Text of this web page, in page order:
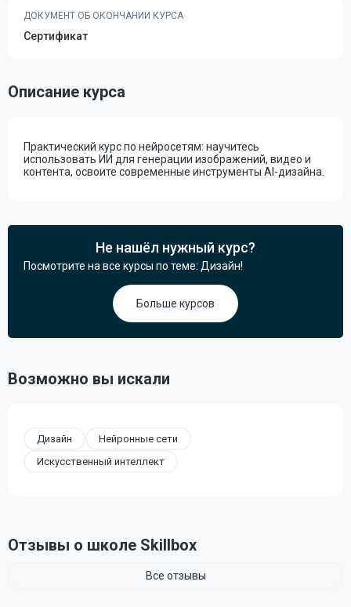
ДОКУМЕНТ ОБ ОКОНЧАНИИ КУРСА
Сертификат
Описание курса
Практический курс по нейросетям: научитесь
использовать ИИ для генерации изображений, видео и
контента, освоите современные инструменты AI-дизайна.
Не нашёл нужный курс?
Посмотрите на все курсы по теме: Дизайн!
Больше курсов
Возможно вы искали
Дизайн
Нейронные сети
Искусственный интеллект
Отзывы о школе Skillbox
Все отзывы